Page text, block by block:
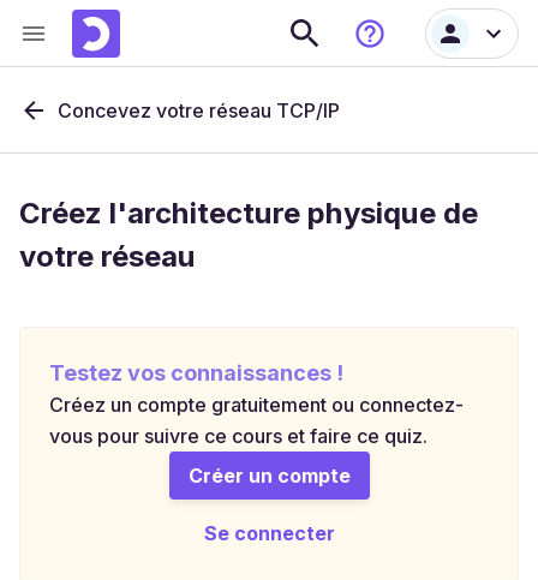
Concevez votre réseau TCP/IP
Créez l'architecture physique de
votre réseau
Testez vos connaissances !
Créez un compte gratuitement ou connectez-
vous pour suivre ce cours et faire ce quiz.
Créer un compte
Se connecter